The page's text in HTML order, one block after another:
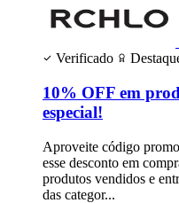
Verificado
10% OFF em
especial!
Aproveite código
esse desconto em
produtos vendidos e
das categor...